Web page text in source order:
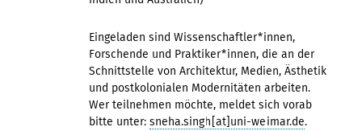
Eingeladen sind Wissenschaftler*innen,
Forschende und Praktiker*innen, die an der
Schnittstelle von Architektur, Medien, Ästhetik
und postkolonialen Modernitäten arbeiten.
Wer teilnehmen möchte, meldet sich vorab
bitte unter: sneha.singh[at]uni-weimar.de.